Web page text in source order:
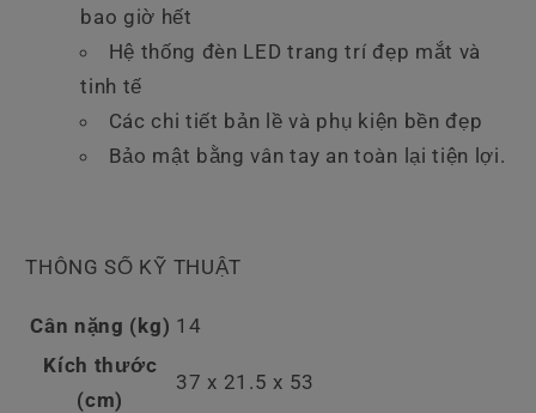
bao giờ hết
Hệ thống đèn LED trang trí đẹp mắt và
tinh tế
Các chi tiết bản lề và phụ kiện bền đẹp
Bảo mật bằng vân tay an toàn lại tiện lợi.
THÔNG SỐ KỸ THUẬT
Cân nặng (kg) 14
Kích thước
(cm)
37 x 21.5 x 53